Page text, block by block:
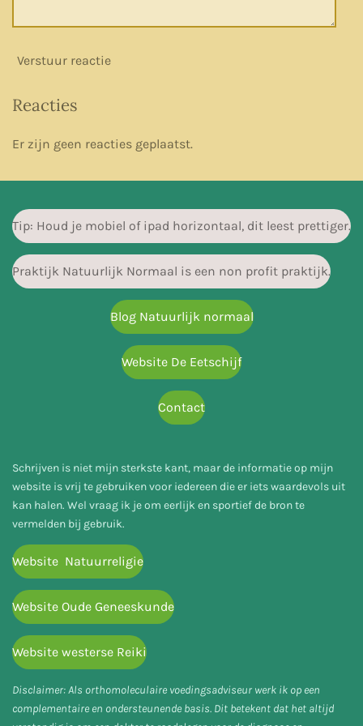
Verstuur reactie
Reacties
Er zijn geen reacties geplaatst.
Tip: Houd je mobiel of ipad horizontaal, dit leest prettiger.
Praktijk Natuurlijk Normaal is een non profit praktijk.
Blog Natuurlijk normaal
Website De Eetschijf
Contact
Schrijven is niet mijn sterkste kant, maar de informatie op mijn
website is vrij te gebruiken voor iedereen die er iets waardevols uit
kan halen. Wel vraag ik je om eerlijk en sportief de bron te
vermelden bij gebruik.
Website Natuurreligie
Website Oude Geneeskunde
Website westerse Reiki
Disclaimer: Als orthomoleculaire voedingsadviseur werk ik op een
complementaire en ondersteunende basis. Dit betekent dat het altijd